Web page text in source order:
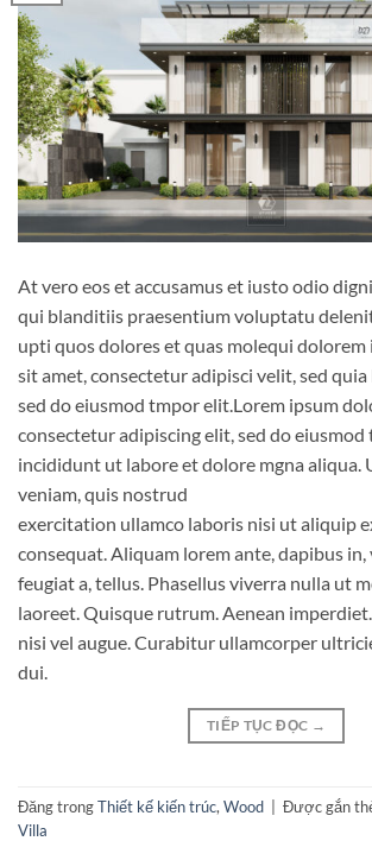
At vero eos et accusamus et iusto odio
qui blanditiis praesentium voluptatu
upti quos dolores et quas molequi
sit amet, consectetur adipisci velit, sed
sed do eiusmod tmpor elit.Lorem ipsum
consectetur adipiscing elit, sed do eiusmod
incididunt ut labore et dolore mgna aliqua.
veniam, quis nostrud
exercitation ullamco laboris nisi ut aliquip
consequat. Aliquam lorem ante, dapibus in,
feugiat a, tellus. Phasellus viverra nulla ut
laoreet. Quisque rutrum. Aenean
nisi vel augue. Curabitur ullamcorper
dui.
TIẾP TỤC ĐỌC →
Đăng trongThiết kế kiến trúc,Wood Được gắn
Villa